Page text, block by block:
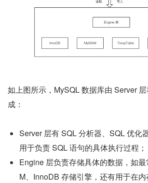
如上图所示，MySQL 数据库由 Server
成：
Server 层有 SQL 分析器、SQL 优化
用于负责 SQL 语句的具体执行过程；
Engine 层负责存储具体的数据，如
M、InnoDB 存储引擎，还有用于在